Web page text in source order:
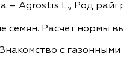
– Agrostis L., Род
семян. Расчет нормы
с